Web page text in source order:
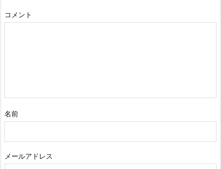
コメント
名前
メールアドレス